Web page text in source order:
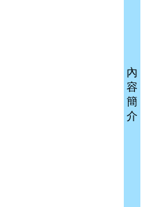
內
容
簡
介